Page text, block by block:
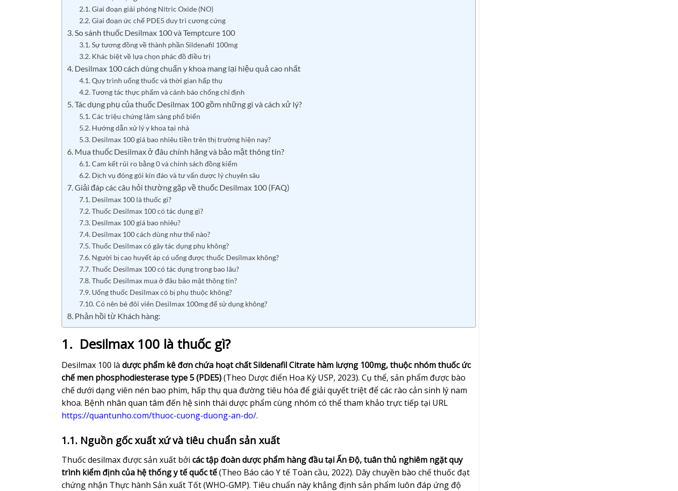
2.1. Giai đoạn giải phóng Nitric Oxide (NO)
2.2. Giai đoạn ức chế PDE5 duy trì cương cứng
3. So sánh thuốc Desilmax 100 và Temptcure 100
3.1. Sự tương đồng về thành phần Sildenafil 100mg
3.2. Khác biệt về lựa chọn phác đồ điều trị
4. Desilmax 100 cách dùng chuẩn y khoa mang lại hiệu quả cao nhất
4.1. Quy trình uống thuốc và thời gian hấp thụ
4.2. Tương tác thực phẩm và cảnh báo chống chỉ định
5. Tác dụng phụ của thuốc Desilmax 100 gồm những gì và cách xử lý?
5.1. Các triệu chứng lâm sàng phổ biến
5.2. Hướng dẫn xử lý y khoa tại nhà
5.3. Desilmax 100 giá bao nhiêu tiền trên thị trường hiện nay?
6. Mua thuốc Desilmax ở đâu chính hãng và bảo mật thông tin?
6.1. Cam kết rủi ro bằng 0 và chính sách đồng kiểm
6.2. Dịch vụ đóng gói kín đáo và tư vấn dược lý chuyên sâu
7. Giải đáp các câu hỏi thường gặp về thuốc Desilmax 100 (FAQ)
7.1. Desilmax 100 là thuốc gì?
7.2. Thuốc Desilmax 100 có tác dụng gì?
7.3. Desilmax 100 giá bao nhiêu?
7.4. Desilmax 100 cách dùng như thế nào?
7.5. Thuốc Desilmax có gây tác dụng phụ không?
7.6. Người bị cao huyết áp có uống được thuốc Desilmax không?
7.7. Thuốc Desilmax 100 có tác dụng trong bao lâu?
7.8. Thuốc Desilmax mua ở đâu bảo mật thông tin?
7.9. Uống thuốc Desilmax có bị phụ thuộc không?
7.10. Có nên bẻ đôi viên Desilmax 100mg để sử dụng không?
8. Phản hồi từ Khách hàng:
1. Desilmax 100 là thuốc gì?
Desilmax 100 là dược phẩm kê đơn chứa hoạt chất Sildenafil Citrate hàm lượng 100mg, thuộc nhóm thuốc ức
chế men phosphodiesterase type 5 (PDE5)(Theo Dược điển Hoa Kỳ USP, 2023). Cụ thể, sản phẩm được bào
chế dưới dạng viên nén bao phim, hấp thụ qua đường tiêu hóa để giải quyết triệt để các rào cản sinh lý nam
khoa. Bệnh nhân quan tâm đến hệ sinh thái dược phẩm cùng nhóm có thể tham khảo trực tiếp tại URL
https://quantunho.com/thuoc-cuong-duong-an-do/.
1.1. Nguồn gốc xuất xứ và tiêu chuẩn sản xuất
Thuốc desilmax được sản xuất bởi các tập đoàn dược phẩm hàng đầu tại Ấn Độ, tuân thủ nghiêm ngặt quy
trình kiểm định của hệ thống y tế quốc tế(Theo Báo cáo Y tế Toàn cầu, 2022). Dây chuyền bào chế thuốc đạt
chứng nhận Thực hành Sản xuất Tốt (WHO-GMP). Tiêu chuẩn này khẳng định sản phẩm luôn đáp ứng độ